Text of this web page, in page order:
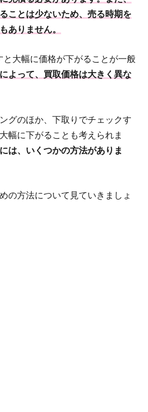
ことは少ないため、売る時期を
ありません。
大幅に価格が下がることが一般
よって、買取価格は大きく異な
グのほか、下取りでチェックす
幅に下がることも考えられま
は、いくつかの方法がありま
の方法について見ていきましょ